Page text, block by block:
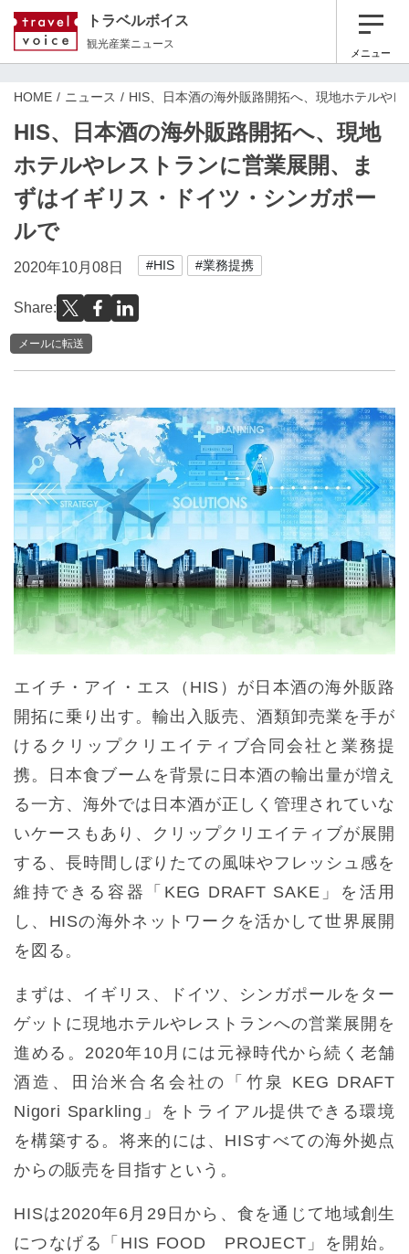
トラベルボイス
観光産業ニュース
メニュー
HOME ニュース HIS、日本酒の海外販路開拓へ、現地ホテルや
HIS、日本酒の海外販路開拓へ、現地
ホテルやレストランに営業展開、ま
ずはイギリス・ドイツ・シンガポー
ルで
2020年10月08日 #HIS #業務提携
Share:
メールに転送
エイチ・アイ・エス（HIS）が日本酒の海外販路
開拓に乗り出す。輸出入販売、酒類卸売業を手が
けるクリップクリエイティブ合同会社と業務提
携。日本食ブームを背景に日本酒の輸出量が増え
る一方、海外では日本酒が正しく管理されていな
いケースもあり、クリップクリエイティブが展開
する、長時間しぼりたての風味やフレッシュ感を
維持できる容器「KEG DRAFT SAKE」を活用
し、HISの海外ネットワークを活かして世界展開
を図る。
まずは、イギリス、ドイツ、シンガポールをター
ゲットに現地ホテルやレストランへの営業展開を
進める。2020年10月には元禄時代から続く老舗
酒造、田治米合名会社の「竹泉 KEG DRAFT
Nigori Sparkling」をトライアル提供できる環境
を構築する。将来的には、HISすべての海外拠点
からの販売を目指すという。
HISは2020年6月29日から、食を通じて地域創生
につなげる「HIS FOOD PROJECT」を開始。